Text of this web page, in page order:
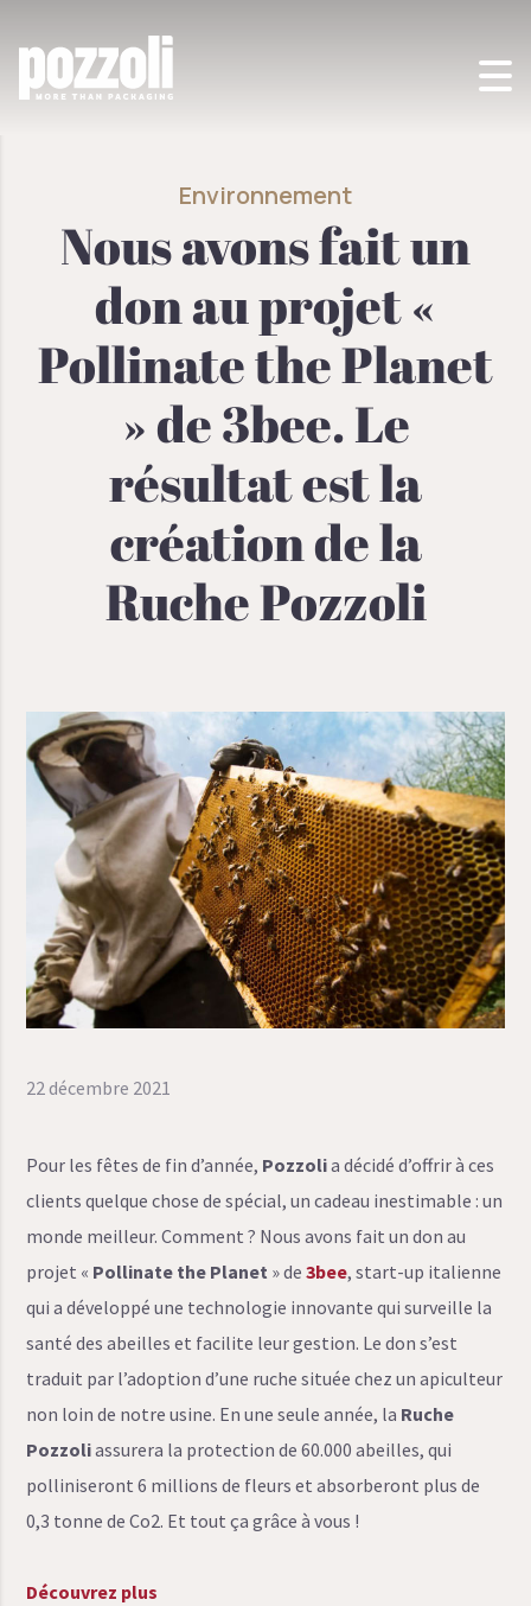
POZZOLI SPA> ENVIRONNEMENT
Environnement
Nous avons fait un
don au projet «
Pollinate the Planet
» de 3bee. Le
résultat est la
création de la
Ruche Pozzoli
22 décembre 2021
Pour les fêtes de fin d’année, Pozzolia décidé d’offrir à ces
clients quelque chose de spécial, un cadeau inestimable : un
monde meilleur. Comment ? Nous avons fait un don au
projet « Pollinate the Planet » de 3bee, start-up italienne
qui a développé une technologie innovante qui surveille la
santé des abeilles et facilite leur gestion. Le don s’est
traduit par l’adoption d’une ruche située chez un apiculteur
non loin de notre usine. En une seule année, la Ruche
Pozzoliassurera la protection de 60.000 abeilles, qui
polliniseront 6 millions de fleurs et absorberont plus de
0,3 tonne de Co2. Et tout ça grâce à vous !
Découvrez plus